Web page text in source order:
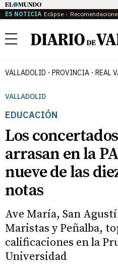
ES NOTICIA Eclipse
Menú
VALLADOLID PROVINCIA REAL
VALLADOLID
EDUCACIÓN
Los
arrasan en la
nueve de las
notas
Ave María, San
Maristas y Peñalba,
calificaciones en la
Universidad